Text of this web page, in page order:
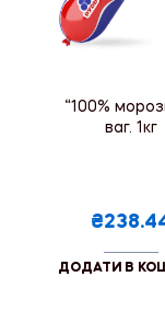
“100%
ваг. 1кг
ДОДАТИ В